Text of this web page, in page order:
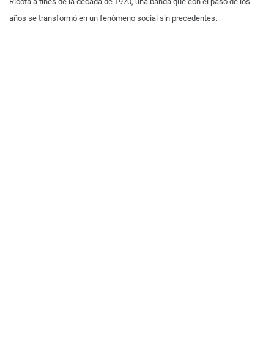
años se transformó en un fenómeno social sin precedentes.